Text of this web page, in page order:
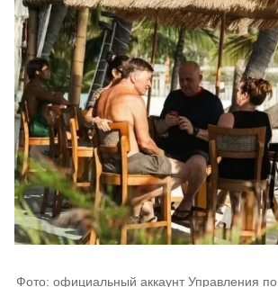
Фото: официальный аккаунт Управления